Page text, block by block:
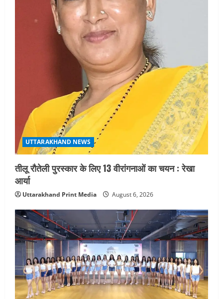
UTTARAKHAND NEWS
तीलू रौतेली पुरस्कार के लिए 13 वीरांगनाओं का चयन : रेखा
आर्या
Uttarakhand Print Media August 6, 2026